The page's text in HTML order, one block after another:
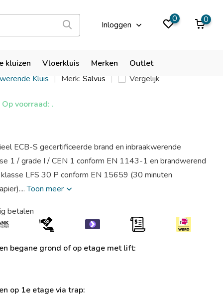
Inloggen
0 0
kluizen Vloerkluis Merken Outlet
9,9
6 EL
Kluis Merk:Salvus Vergelijk
Op voorraad: .
ECB-S gecertificeerde brand en inbraakwerende
1 / grade I / CEN 1 conform EN 1143-1 en brandwerend
LFS 30 P conform EN 15659 (30 minuten
Toon meer
betalen
begane grond of op etage met lift:
op 1e etage via trap: